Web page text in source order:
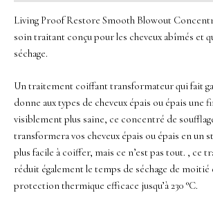
Living Proof Restore Smooth Blowout
soin traitant conçu pour les cheveux abîmés et
séchage.
Un traitement coiffant transformateur qui fait
donne aux types de cheveux épais ou épais une
visiblement plus saine, ce concentré de
transformera vos cheveux épais ou épais en un
plus facile à coiffer, mais ce n’est pas tout. , ce
réduit également le temps de séchage de
protection thermique efficace jusqu’à 230 °C.